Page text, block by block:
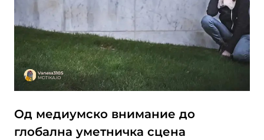
Од медиумско внимание до
глобална уметничка сцена